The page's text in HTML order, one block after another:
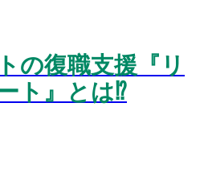
の復職支援『リ
ト』とは⁉️